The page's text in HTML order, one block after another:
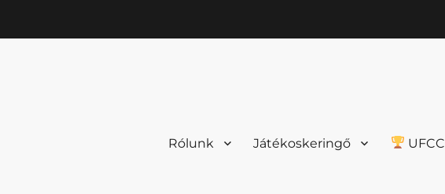
Rólunk Játékoskeringő UFCC